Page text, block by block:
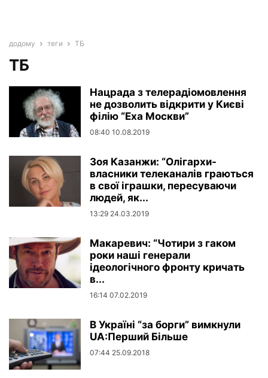
додому теги ТБ
ТБ
Нацрада з телерадіомовлення
не дозволить відкрити у Києві
філію “Еха Москви”
08:40 10.08.2019
Зоя Казанжи: “Олігархи-
власники телеканалів граються
в свої іграшки, пересуваючи
людей, як...
13:29 24.03.2019
Макаревич: “Чотири з гаком
роки наші генерали
ідеологічного фронту кричать
в...
16:14 07.02.2019
В Україні “за борги” вимкнули
UA:Перший Більше
07:44 25.09.2018